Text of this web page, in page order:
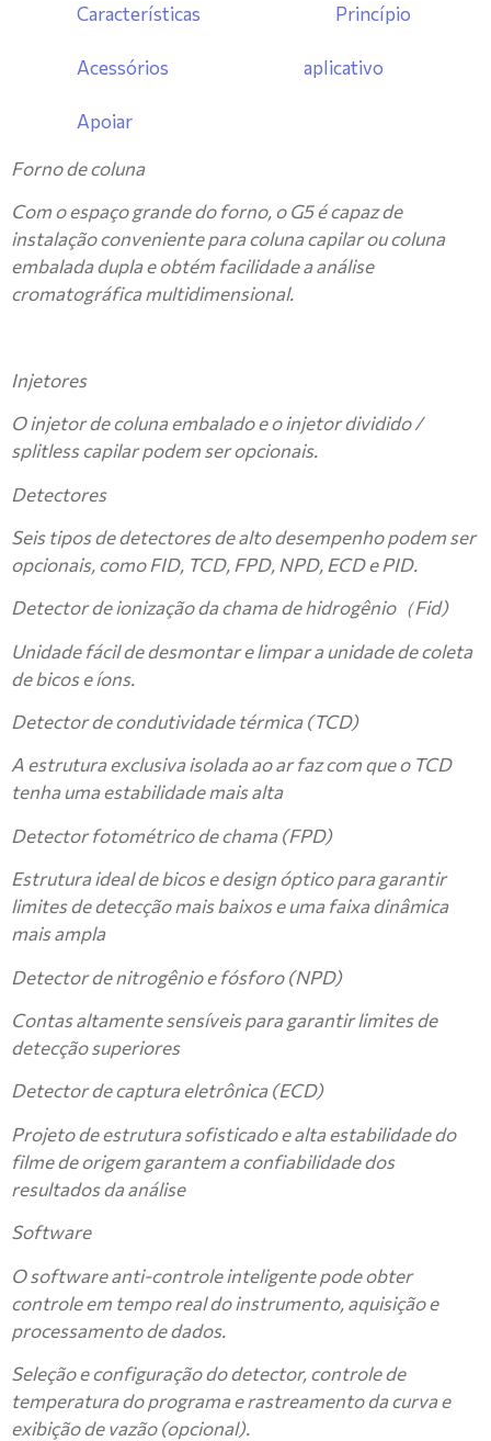
Características Princípio
Acessórios aplicativo
Apoiar
Forno de coluna
Com o espaço grande do forno, o G5 é capaz de
instalação conveniente para coluna capilar ou coluna
embalada dupla e obtém facilidade a análise
cromatográfica multidimensional.
Injetores
O injetor de coluna embalado e o injetor dividido /
splitless capilar podem ser opcionais.
Detectores
Seis tipos de detectores de alto desempenho podem ser
opcionais, como FID, TCD, FPD, NPD, ECD e PID.
Detector de ionização da chama de hidrogênio（Fid)
Unidade fácil de desmontar e limpar a unidade de coleta
de bicos e íons.
Detector de condutividade térmica (TCD)
A estrutura exclusiva isolada ao ar faz com que o TCD
tenha uma estabilidade mais alta
Detector fotométrico de chama (FPD)
Estrutura ideal de bicos e design óptico para garantir
limites de detecção mais baixos e uma faixa dinâmica
mais ampla
Detector de nitrogênio e fósforo (NPD)
Contas altamente sensíveis para garantir limites de
detecção superiores
Detector de captura eletrônica (ECD)
Projeto de estrutura sofisticado e alta estabilidade do
filme de origem garantem a confiabilidade dos
resultados da análise
Software
O software anti-controle inteligente pode obter
controle em tempo real do instrumento, aquisição e
processamento de dados.
Seleção e configuração do detector, controle de
temperatura do programa e rastreamento da curva e
exibição de vazão (opcional).